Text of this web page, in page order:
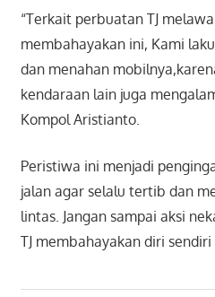
“Terkait perbuatan TJ
membahayakan ini, Kami
dan menahan
kendaraan lain juga
Kompol Aristianto.
Peristiwa ini menjadi
jalan agar selalu tertib dan
lintas. Jangan sampai aksi
TJ membahayakan diri